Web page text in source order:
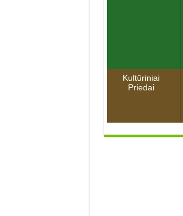
Kultūriniai
Priedai